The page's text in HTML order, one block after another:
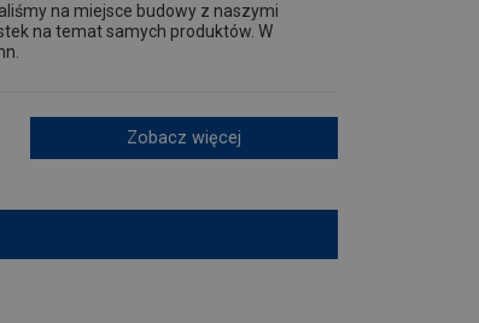
na miejsce budowy z naszymi
na temat samych produktów. W
Zobacz więcej